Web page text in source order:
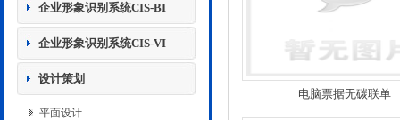
企业形象识别系统CIS-BI
企业形象识别系统CIS-VI
设计策划
平面设计
电脑票据无碳联单